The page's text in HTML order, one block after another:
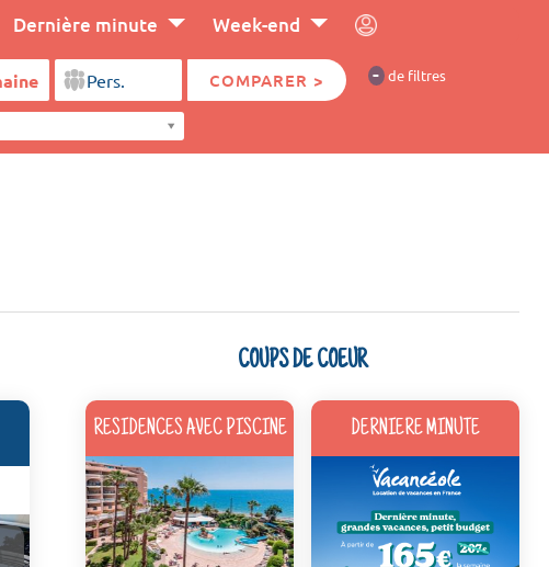
Dernière minute Week-end
COMPARER > - de filtres
COUPS DE COEUR
RESIDENCES AVEC PISCINE DERNIERE MINUTE